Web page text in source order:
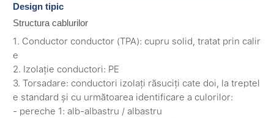
Design tipic
Structura cablurilor
1. Conductor conductor (TPA): cupru solid, tratat prin calir
e
2. Izolație conductori: PE
3. Torsadare: conductori izolați răsuciți cate doi, la treptel
e standard și cu următoarea identificare a culorilor:
- pereche 1: alb-albastru / albastru